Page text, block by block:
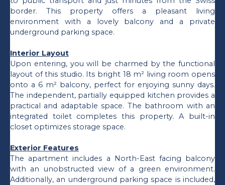
border. This property offers a pleasant living
environment with a lovely balcony and a private
underground parking space.
Interior Layout
Upon entering, you will be charmed by the functional
layout of this studio. Its bright 18 m² living room opens
onto a 6 m² balcony, perfect for enjoying sunny days.
The independent, partially equipped kitchen provides a
practical and adaptable space. The bathroom with an
integrated toilet completes this property. A built-in
closet optimizes storage space.
Exterior Features
The apartment includes a North-East facing balcony
with an unobstructed view of a green environment.
Additionally, an underground parking space is included,